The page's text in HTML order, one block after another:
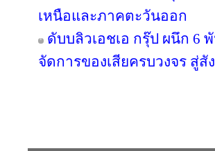
เหนือและภาคตะวันออก
ดับบลิวเอชเอ กรุ๊ป ผนึก 6
จัดการของเสียครบวงจร สู่